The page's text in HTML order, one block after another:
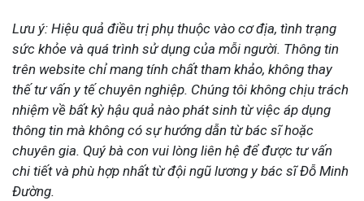
Lưu ý: Hiệu quả điều trị phụ thuộc vào cơ địa, tình trạng
sức khỏe và quá trình sử dụng của mỗi người. Thông tin
trên website chỉ mang tính chất tham khảo, không thay
thế tư vấn y tế chuyên nghiệp. Chúng tôi không chịu trách
nhiệm về bất kỳ hậu quả nào phát sinh từ việc áp dụng
thông tin mà không có sự hướng dẫn từ bác sĩ hoặc
chuyên gia. Quý bà con vui lòng liên hệ để được tư vấn
chi tiết và phù hợp nhất từ đội ngũ lương y bác sĩ Đỗ Minh
Đường.